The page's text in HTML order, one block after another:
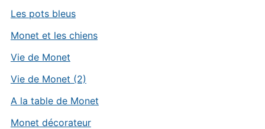
Les pots bleus
Monet et les chiens
Vie de Monet
Vie de Monet (2)
A la table de Monet
Monet décorateur